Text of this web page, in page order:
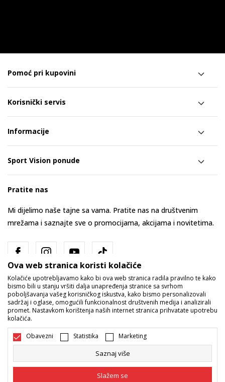
Pomoć pri kupovini
Korisnički servis
Informacije
Sport Vision ponude
Pratite nas
Mi dijelimo naše tajne sa vama. Pratite nas na društvenim
mrežama i saznajte sve o promocijama, akcijama i novitetima.
Bosna i Hercegovina Promijenite
Ova web stranica koristi kolačiće
Kolačiće upotrebljavamo kako bi ova web stranica radila pravilno te kako
bismo bili u stanju vršiti dalja unapređenja stranice sa svrhom
poboljšavanja vašeg korisničkog iskustva, kako bismo personalizovali
sadržaj i oglase, omogućili funkcionalnost društvenih medija i analizirali
promet. Nastavkom korištenja naših internet stranica prihvatate upotrebu
kolačića.
Obavezni Statistika Marketing
Saznaj više
Slažem se